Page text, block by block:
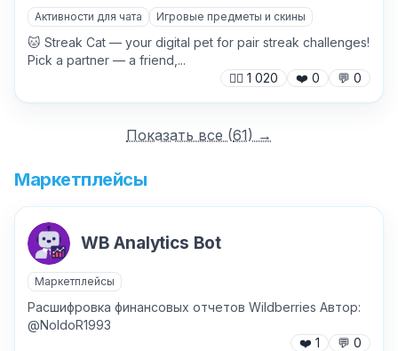
Активности для чата Игровые предметы и скины
🐱 Streak Cat — your digital pet for pair streak challenges!
Pick a partner — a friend,...
🙍‍♂️ 1 020 ❤️ 0 💬 0
Показать все (61) →
Маркетплейсы
WB Analytics Bot
Маркетплейсы
Расшифровка финансовых отчетов Wildberries Автор:
@NoldoR1993
❤️ 1 💬 0